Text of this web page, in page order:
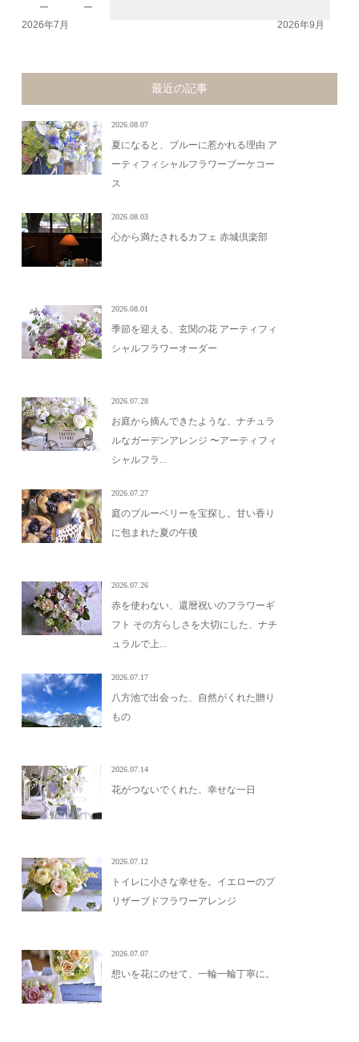
－ －
2026年7月 2026年9月
最近の記事
2026.08.07
夏になると、ブルーに惹かれる理由 ア
ーティフィシャルフラワーブーケコー
ス
2026.08.03
心から満たされるカフェ 赤城倶楽部
2026.08.01
季節を迎える、玄関の花 アーティフィ
シャルフラワーオーダー
2026.07.28
お庭から摘んできたような、ナチュラ
ルなガーデンアレンジ 〜アーティフィ
シャルフラ...
2026.07.27
庭のブルーベリーを宝探し。甘い香り
に包まれた夏の午後
2026.07.26
赤を使わない、還暦祝いのフラワーギ
フト その方らしさを大切にした、ナチ
ュラルで上...
2026.07.17
八方池で出会った、自然がくれた贈り
もの
2026.07.14
花がつないでくれた、幸せな一日
2026.07.12
トイレに小さな幸せを。イエローのプ
リザーブドフラワーアレンジ
2026.07.07
想いを花にのせて、一輪一輪丁寧に。